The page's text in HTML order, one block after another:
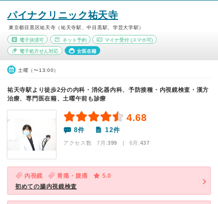
パイナクリニック祐天寺
東京都目黒区祐天寺（祐天寺駅、中目黒駅、学芸大学駅）
電子決済可 ネット予約 マイナ受付 (スマホ可)
電子処方せん対応 女医在籍
土曜（〜13:00）
祐天寺駅より徒歩2分の内科・消化器内科、予防接種・内視鏡検査・漢方
治療、専門医在籍、土曜午前も診療
4.68
8件 12件
アクセス数 7月:399 | 6月:437
内視鏡 胃痛・腹痛
5.0
初めての腸内視鏡検査